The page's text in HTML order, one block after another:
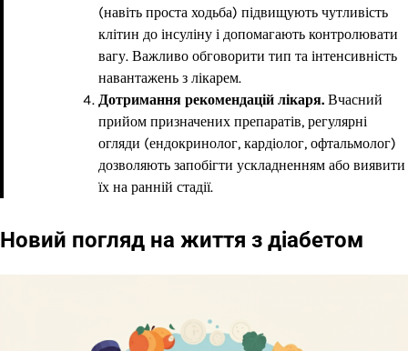
(навіть проста ходьба) підвищують чутливість
клітин до інсуліну і допомагають контролювати
вагу. Важливо обговорити тип та інтенсивність
навантажень з лікарем.
Дотримання рекомендацій лікаря. Вчасний
прийом призначених препаратів, регулярні
огляди (ендокринолог, кардіолог, офтальмолог)
дозволяють запобігти ускладненням або виявити
їх на ранній стадії.
Новий погляд на життя з діабетом